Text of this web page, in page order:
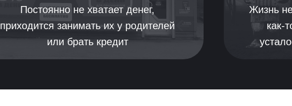
Постоянно не хватает денег,
приходится занимать их у родителей
или брать кредит
Жизнь
как-